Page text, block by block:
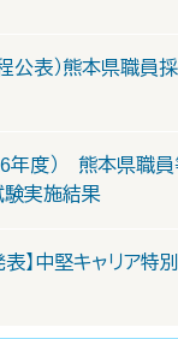
程公表）熊本県職
年度） 熊本県職
験実施結果
表】中堅キャリア特